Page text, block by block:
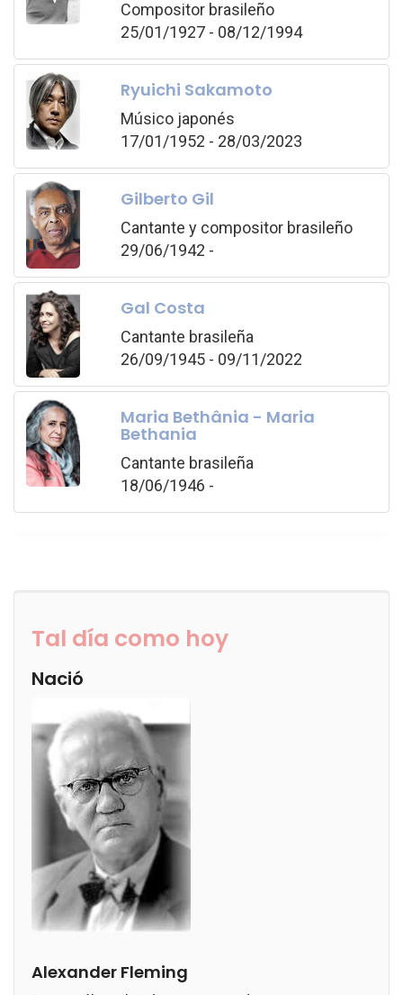
Compositor brasileño
25/01/1927 - 08/12/1994
Ryuichi Sakamoto
Músico japonés
17/01/1952 - 28/03/2023
Gilberto Gil
Cantante y compositor brasileño
29/06/1942 -
Gal Costa
Cantante brasileña
26/09/1945 - 09/11/2022
Maria Bethânia - Maria
Bethania
Cantante brasileña
18/06/1946 -
Tal día como hoy
Nació
Alexander Fleming